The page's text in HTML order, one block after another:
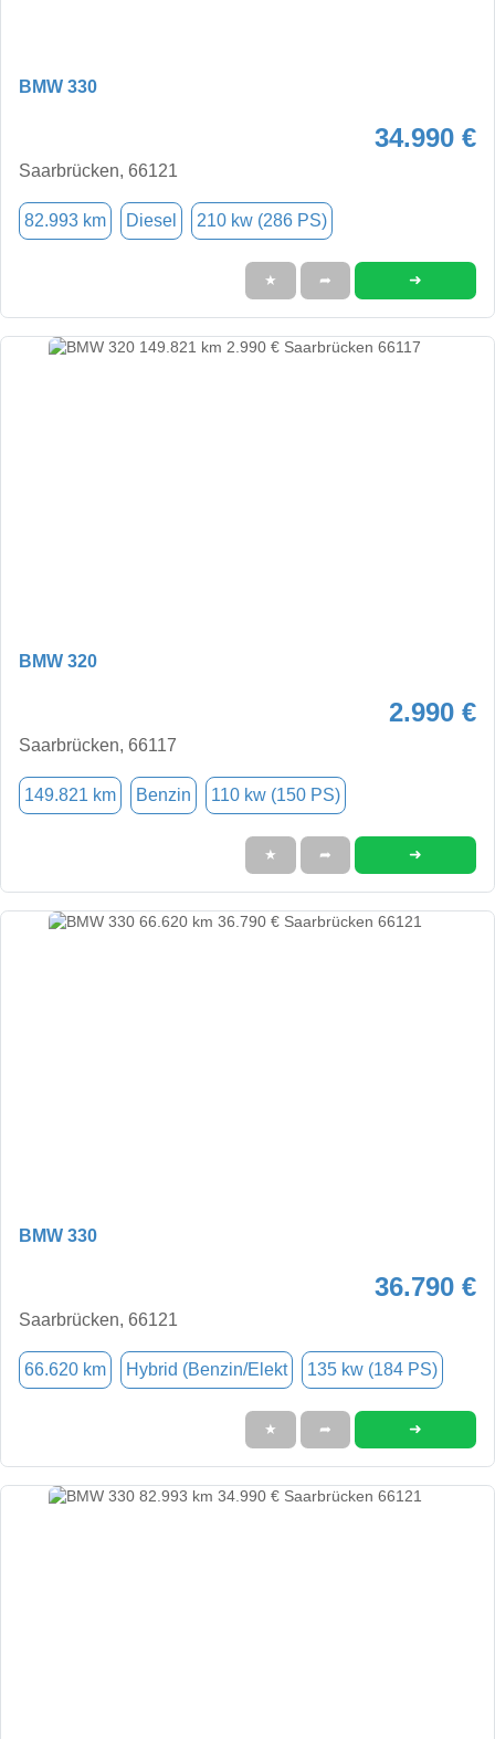
BMW 330
34.990 €
Saarbrücken, 66121
82.993 km Diesel 210 kw (286 PS)
★ ➦ ➜
BMW 320
2.990 €
Saarbrücken, 66117
149.821 km Benzin 110 kw (150 PS)
★ ➦ ➜
BMW 330
36.790 €
Saarbrücken, 66121
66.620 km Hybrid (Benzin/Elekt 135 kw (184 PS)
★ ➦ ➜